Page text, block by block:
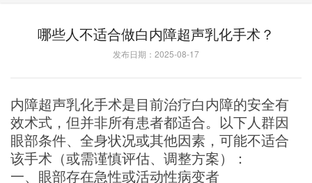
哪些人不适合做白内障超声乳化手术？
发布日期：2025-08-17
内障超声乳化手术是目前治疗白内障的安全有
效术式，但并非所有患者都适合。以下人群因
眼部条件、全身状况或其他因素，可能不适合
该手术（或需谨慎评估、调整方案）：
一、眼部存在急性或活动性病变者